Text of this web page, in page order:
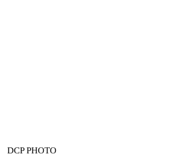
DCP PHOTO